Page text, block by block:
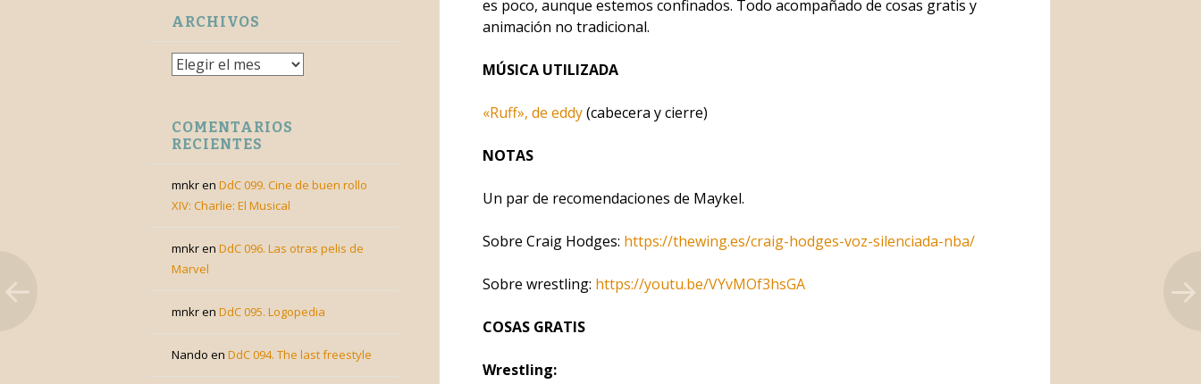
ARCHIVOS
Archivos
COMENTARIOS
RECIENTES
mnkren DdC 099. Cine de buen rollo
XIV: Charlie: El Musical
mnkren DdC 096. Las otras pelis de
Marvel
mnkren DdC 095. Logopedia
Nando en DdC 094. The last freestyle
es poco, aunque estemos confinados. Todo acompañado de cosas gratis y
animación no tradicional.
MÚSICA UTILIZADA
«Ruff», de eddy(cabecera y cierre)
NOTAS
Un par de recomendaciones de Maykel.
Sobre Craig Hodges: https://thewing.es/craig-hodges-voz-silenciada-nba/
Sobre wrestling: https://youtu.be/VYvMOf3hsGA
COSAS GRATIS
Wrestling: